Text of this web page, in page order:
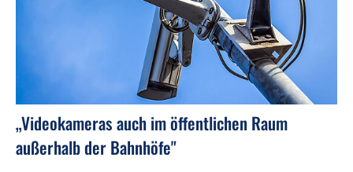
„Videokameras auch im öffentlichen Raum
außerhalb der Bahnhöfe"